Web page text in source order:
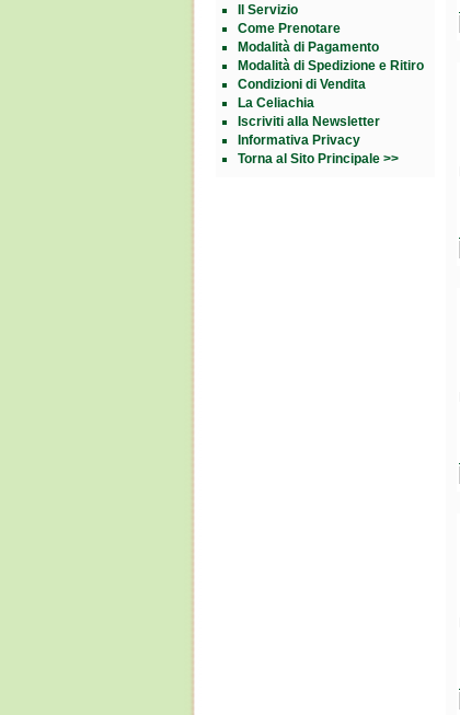
Il Servizio
Come Prenotare
Modalità di Pagamento
Modalità di Spedizione e Ritiro
Condizioni di Vendita
La Celiachia
Iscriviti alla Newsletter
Informativa Privacy
Torna al Sito Principale >>